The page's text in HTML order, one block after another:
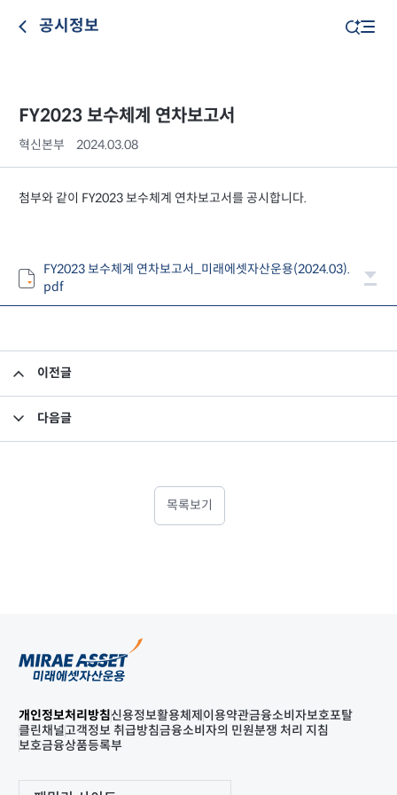
공시정보
FY2023 보수체계 연차보고서
혁신본부 2024.03.08
첨부와 같이 FY2023 보수체계 연차보고서를 공시합니다.
FY2023 보수체계 연차보고서_미래에셋자산운용(2024.03).
pdf
이전글
다음글
목록보기
개인정보처리방침신용정보활용체제 이용약관금융소비자보호포탈
클린채널고객정보 취급방침금융소비자의 민원분쟁 처리 지침
보호금융상품등록부